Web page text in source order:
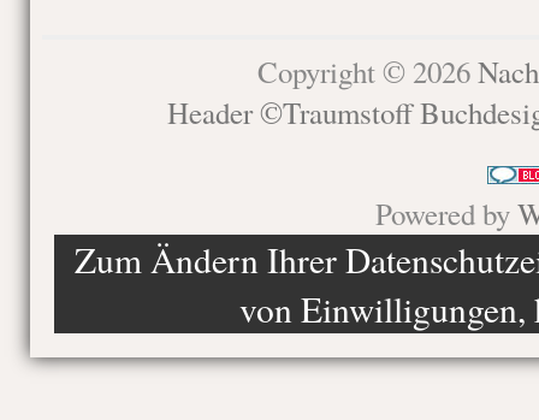
Copyright © 2026
Header ©Traumstoff
Powered by
Zum Ändern Ihrer
von